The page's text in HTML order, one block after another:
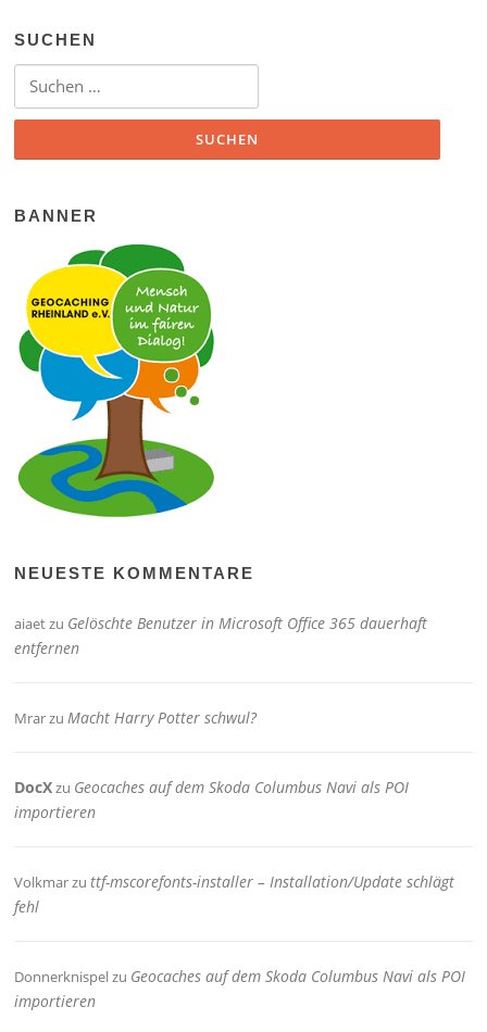
SUCHEN
Suchen nach:
BANNER
NEUESTE KOMMENTARE
aiaetzu Gelöschte Benutzer in Microsoft Office 365 dauerhaft
entfernen
MrarzuMacht Harry Potter schwul?
DocXzu Geocaches auf dem Skoda Columbus Navi als POI
importieren
Volkmarzuttf-mscorefonts-installer – Installation/Update schlägt
fehl
Donnerknispelzu Geocaches auf dem Skoda Columbus Navi als POI
importieren